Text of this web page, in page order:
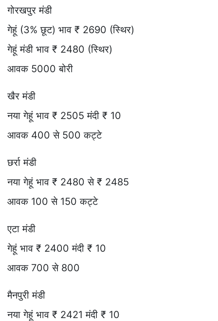
गोरखपुर मंडी
गेहूं (3% छूट) भाव ₹ 2690 (स्थिर)
गेहूं मंडी भाव ₹ 2480 (स्थिर)
आवक 5000 बोरी
खैर मंडी
नया गेहूं भाव ₹ 2505 मंदी ₹ 10
आवक 400 से 500 कट्टे
छर्रा मंडी
नया गेहूं भाव ₹ 2480 से ₹ 2485
आवक 100 से 150 कट्टे
एटा मंडी
गेहूं भाव ₹ 2400 मंदी ₹ 10
आवक 700 से 800
मैनपुरी मंडी
नया गेहूं भाव ₹ 2421 मंदी ₹ 10